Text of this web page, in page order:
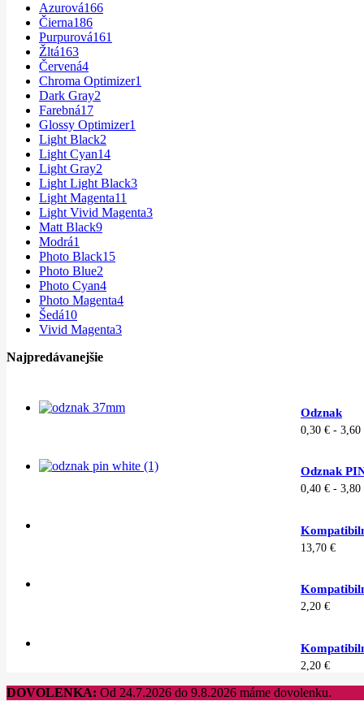
Azurová166
Čierna186
Purpurová161
Žltá163
Červená4
Chroma Optimizer1
Dark Gray2
Farebná17
Glossy Optimizer1
Light Black2
Light Cyan14
Light Gray2
Light Light Black3
Light Magenta11
Light Vivid Magenta3
Matt Black9
Modrá1
Photo Black15
Photo Blue2
Photo Cyan4
Photo Magenta4
Šedá10
Vivid Magenta3
Najpredávanejšie
Odznak
0,30 € - 3,60
Odznak
0,40 € - 3,80
13,70 €
2,20 €
2,20 €
DOVOLENKA: Od 24.7.2026 do 9.8.2026 máme dovolenku.